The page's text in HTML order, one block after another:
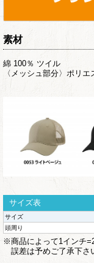
素材
綿 100％ ツイル
〈メッシュ部分〉ポリエ
サイズ表
サイズ
頭周り
※商品によって1インチ
誤差は予めご了承下さ